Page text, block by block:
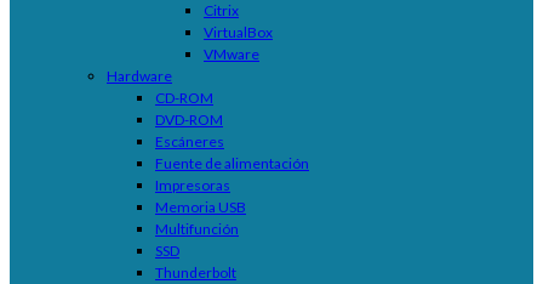
Citrix
VirtualBox
VMware
Hardware
CD-ROM
DVD-ROM
Escáneres
Fuente de alimentación
Impresoras
Memoria USB
Multifunción
SSD
Thunderbolt